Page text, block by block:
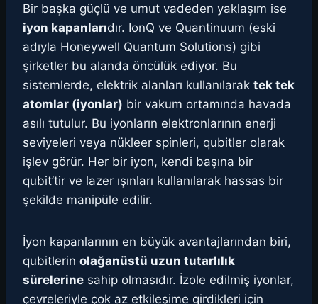
Bir başka güçlü ve umut vadeden yaklaşım ise
iyon kapanlarıdır. IonQ ve Quantinuum (eski
adıyla Honeywell Quantum Solutions) gibi
şirketler bu alanda öncülük ediyor. Bu
sistemlerde, elektrik alanları kullanılarak tek tek
atomlar (iyonlar) bir vakum ortamında havada
asılı tutulur. Bu iyonların elektronlarının enerji
seviyeleri veya nükleer spinleri, qubitler olarak
işlev görür. Her bir iyon, kendi başına bir
qubit’tir ve lazer ışınları kullanılarak hassas bir
şekilde manipüle edilir.
İyon kapanlarının en büyük avantajlarından biri,
qubitlerin olağanüstü uzun tutarlılık
sürelerine sahip olmasıdır. İzole edilmiş iyonlar,
çevreleriyle çok az etkileşime girdikleri için